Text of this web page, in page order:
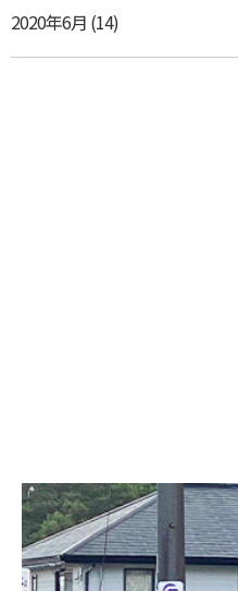
2020年6月 (14)